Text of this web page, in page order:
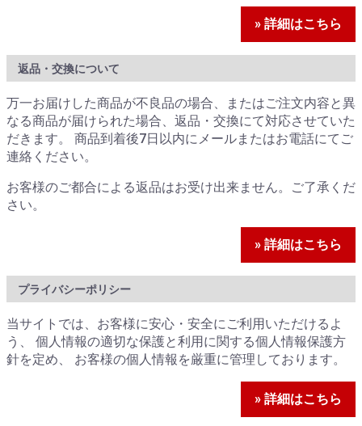
» 詳細はこちら
返品・交換について
万一お届けした商品が不良品の場合、またはご注文内容と異
なる商品が届けられた場合、返品・交換にて対応させていた
だきます。 商品到着後7日以内にメールまたはお電話にてご
連絡ください。
お客様のご都合による返品はお受け出来ません。ご了承くだ
さい。
» 詳細はこちら
プライバシーポリシー
当サイトでは、お客様に安心・安全にご利用いただけるよ
う、 個人情報の適切な保護と利用に関する個人情報保護方
針を定め、 お客様の個人情報を厳重に管理しております。
» 詳細はこちら